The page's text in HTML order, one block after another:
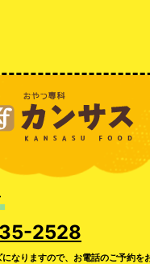
2528
なりますので、お電話のご予約を